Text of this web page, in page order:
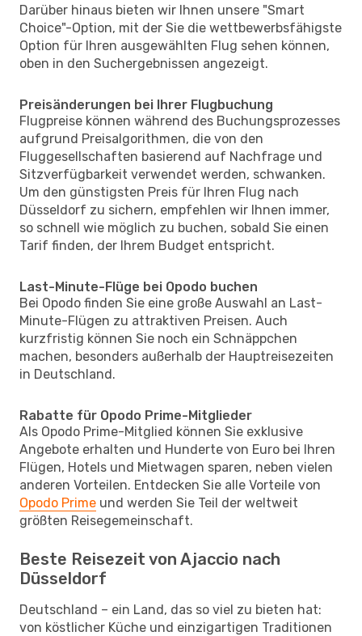
Darüber hinaus bieten wir Ihnen unsere "Smart
Choice"-Option, mit der Sie die wettbewerbsfähigste
Option für Ihren ausgewählten Flug sehen können,
oben in den Suchergebnissen angezeigt.
Preisänderungen bei Ihrer Flugbuchung
Flugpreise können während des Buchungsprozesses
aufgrund Preisalgorithmen, die von den
Fluggesellschaften basierend auf Nachfrage und
Sitzverfügbarkeit verwendet werden, schwanken.
Um den günstigsten Preis für Ihren Flug nach
Düsseldorf zu sichern, empfehlen wir Ihnen immer,
so schnell wie möglich zu buchen, sobald Sie einen
Tarif finden, der Ihrem Budget entspricht.
Last-Minute-Flüge bei Opodo buchen
Bei Opodo finden Sie eine große Auswahl an Last-
Minute-Flügen zu attraktiven Preisen. Auch
kurzfristig können Sie noch ein Schnäppchen
machen, besonders außerhalb der Hauptreisezeiten
in Deutschland.
Rabatte für Opodo Prime-Mitglieder
Als Opodo Prime-Mitglied können Sie exklusive
Angebote erhalten und Hunderte von Euro bei Ihren
Flügen, Hotels und Mietwagen sparen, neben vielen
anderen Vorteilen. Entdecken Sie alle Vorteile von
Opodo Prime und werden Sie Teil der weltweit
größten Reisegemeinschaft.
Beste Reisezeit von Ajaccio nach
Düsseldorf
Deutschland – ein Land, das so viel zu bieten hat:
von köstlicher Küche und einzigartigen Traditionen